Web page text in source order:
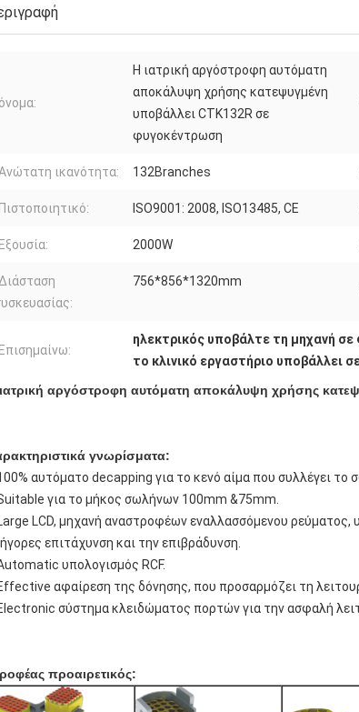
όνομα:
Η ιατρική αργόστροφη αυτόματη
αποκάλυψη χρήσης κατεψυγμένη
υποβάλλει CTK132R σε
φυγοκέντρωση
ικανότητα: 132Branches
Πιστοποιητικό: ISO9001: 2008, ISO13485, CE
Εξουσία: 2000W
Διάσταση
756*856*1320mm
Επισημαίνω:
ηλεκτρικός υποβάλτε τη μηχανή
το κλινικό εργαστήριο υποβάλλει
αργόστροφη αυτόματη αποκάλυψη χρήσης
γνωρίσματα:
αυτόματο decapping για το κενό αίμα που συλλέγει το
για το μήκος σωλήνων 100mm &75mm.
LCD, μηχανή αναστροφέων εναλλασσόμενου
επιτάχυνση και την επιβράδυνση.
υπολογισμός RCF.
αφαίρεση της δόνησης, που προσαρμόζει τη
σύστημα κλειδώματος πορτών για την ασφαλή
προαιρετικός: